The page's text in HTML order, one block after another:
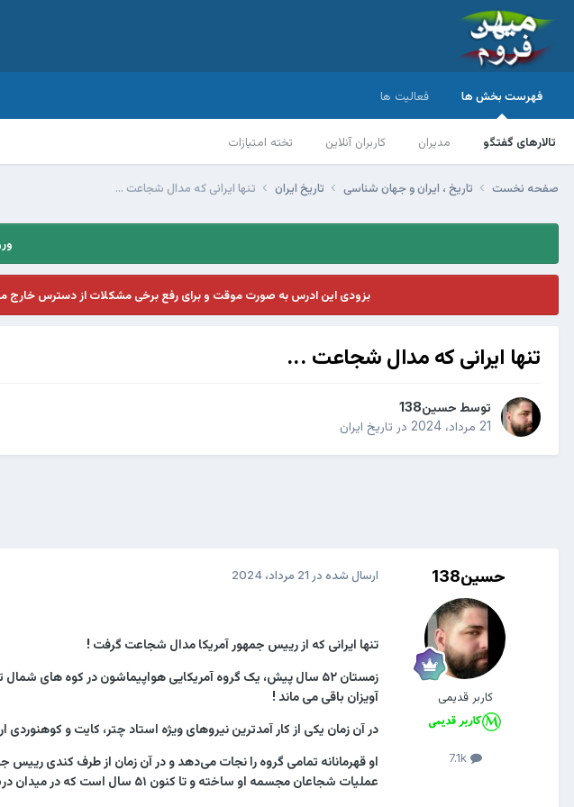
فهرست بخش ها
تالارهای گفتگو مدیران کاربران آنلاین تخته امتیازات
فعالیت ها
صفحه نخست تاریخ ، ایران و جهان شناسی تاریخ ایران تنها ایرانی که مدال شجاعت ...
بزودی این ادرس به صورت موقت و برای رفع برخی مشکلات از دسترس
تنها ایرانی که مدال شجاعت ...
توسط حسین138
21 مرداد، 2024
در تاریخ ایران
حسین138
کاربر قدیمی
7.1k
ارسال شده در 21 مرداد، 2024
تنها ایرانی که از رییس جمهور آمریکا مدال شجاعت گرفت !
زمستان ۵۲ سال پیش، یک گروه آمریکایی هواپیماشون در کوه
آویزان باقی می ماند !
در آن زمان یکی از کار آمدترین نیروهای ویژه استاد چتر، کایت و
او قهرمانانه تمامی گروه را نجات می‌دهد و در آن زمان از طرف کندی
عملیات شجاعان مجسمه او ساخته و تا کنون ۵۱ سال است که در میدان دربند تهران نصب گردیده است !